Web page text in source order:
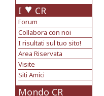
I CR
Forum
Collabora con noi
I risultati sul tuo sito!
Area Riservata
Visite
Siti Amici
Mondo CR